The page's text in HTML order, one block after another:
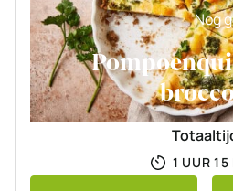
Nog
1 UUR
UUR 15